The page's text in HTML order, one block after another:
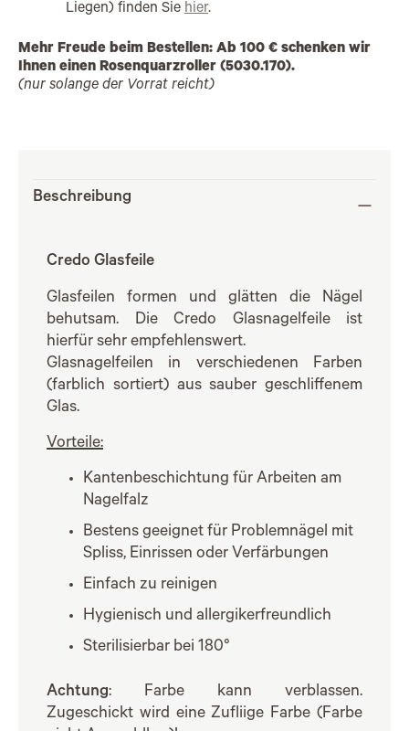
Liegen) finden Sie hier.
Mehr Freude beim Bestellen: Ab 100 € schenken wir
Ihnen einen Rosenquarzroller (5030.170).
(nur solange der Vorrat reicht)
Beschreibung
Credo Glasfeile
Glasfeilen formen und glätten die Nägel
behutsam. Die Credo Glasnagelfeile ist
hierfür sehr empfehlenswert.
Glasnagelfeilen in verschiedenen Farben
(farblich sortiert) aus sauber geschliffenem
Glas.
Vorteile:
Kantenbeschichtung für Arbeiten am
Nagelfalz
Bestens geeignet für Problemnägel mit
Spliss, Einrissen oder Verfärbungen
Einfach zu reinigen
Hygienisch und allergikerfreundlich
Sterilisierbar bei 180°
Achtung: Farbe kann verblassen.
Zugeschickt wird eine Zufliige Farbe (Farbe